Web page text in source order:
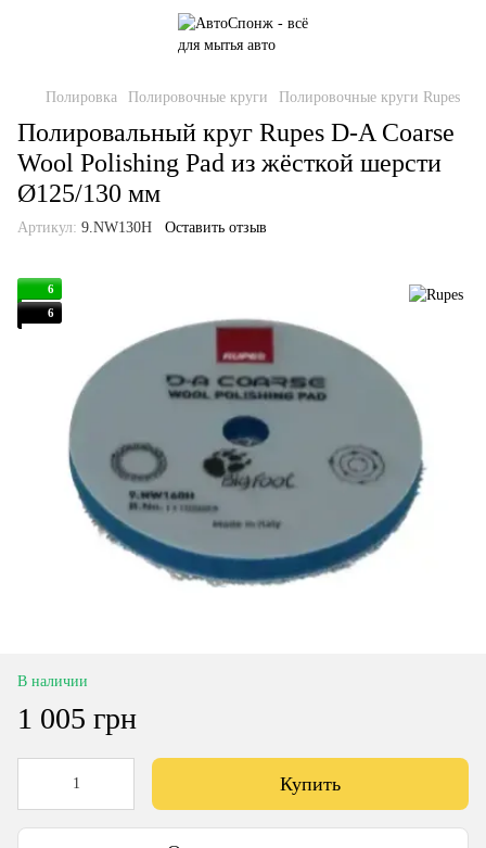
Полировка Полировочные круги Полировочные круги Rupes
Полировальный круг Rupes D-A Coarse
Wool Polishing Pad из жёсткой шерсти
Ø125/130 мм
Артикул: 9.NW130H Оставить отзыв
6
6
В наличии
1 005 грн
Купить